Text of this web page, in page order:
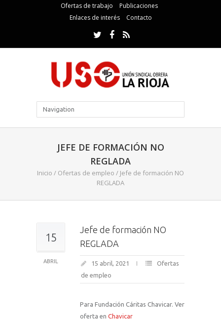
Ofertas de trabajo
Publicaciones
Enlaces de interés
Contacto
JEFE DE FORMACIÓN NO
REGLADA
Inicio / Ofertas de empleo / Jefe de formación NO
REGLADA
15
ABRIL
Jefe de formación NO
REGLADA
15 abril, 2021
Ofertas
de empleo
Para Fundación Cáritas Chavicar. Ver
oferta en Chavicar